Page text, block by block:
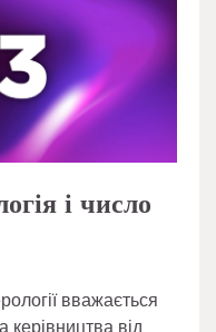
і число
вважається